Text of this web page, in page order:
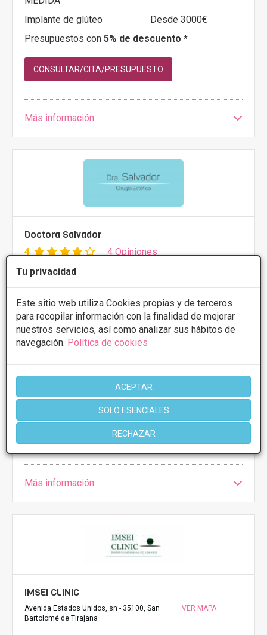
Tu privacidad
Este sitio web utiliza Cookies propias y de terceros
para recopilar información con la finalidad de mejorar
nuestros servicios, así como analizar sus hábitos de
navegación. Política de cookies
ACEPTAR
SOLO ESENCIALES
RECHAZAR
Implante de glúteo
Desde 3000€
Presupuestos con 5% de descuento *
CONSULTAR/CITA/PRESUPUESTO
Más información
Doctora Salvador
4 4 Opiniones
Avda. Gómez Laguna, 82, Zaragoza
PRIMERA CONSULTA GRATUITA & FINANCIACIÓN A
MEDIDA
Implante de glúteo
Lunes
10:00 - 20:00
10:00 - 20:00
Miércoles
10:00 - 20:00
10:00 - 20:00
Viernes
10:00 - 20:00
Más información
IMSEI CLINIC
Avenida Estados Unidos, sn - 35100, San
Bartolomé de Tirajana
VER MAPA